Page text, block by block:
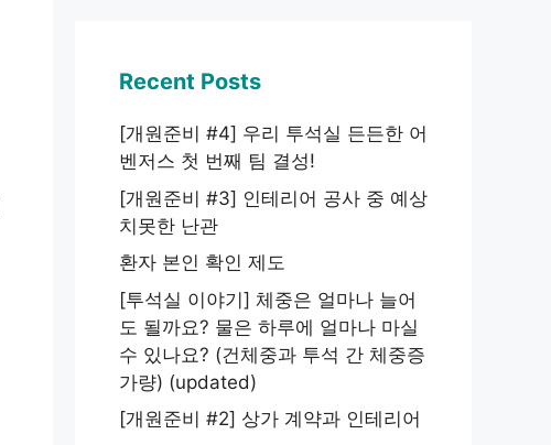
Recent Posts
[개원준비 #4] 우리 투석실 든든한 어
벤저스 첫 번째 팀 결성!
[개원준비 #3] 인테리어 공사 중 예상
치못한 난관
환자 본인 확인 제도
[투석실 이야기] 체중은 얼마나 늘어
도 될까요? 물은 하루에 얼마나 마실
수 있나요? (건체중과 투석 간 체중증
가량) (updated)
[개원준비 #2] 상가 계약과 인테리어